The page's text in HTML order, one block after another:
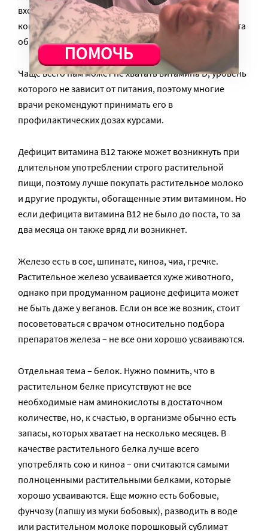
входят в состав обычных поливитаминных
комплексов, у людей в наших широтах во время поста
обычно не возникает.
Чаще всего нам может не хватать витамина D, уровень
которого не зависит от питания, поэтому многие
врачи рекомендуют принимать его в
профилактических дозах курсами.
Дефицит витамина В12 также может возникнуть при
длительном употреблении строго растительной
пищи, поэтому лучше покупать растительное молоко
и другие продукты, обогащенные этим витамином. Но
если дефицита витамина B12 не было до поста, то за
два месяца он также вряд ли возникнет.
Железо есть в сое, шпинате, киноа, чиа, гречке.
Растительное железо усваивается хуже животного,
однако при продуманном рационе дефицита может
не быть даже у веганов. Если он все же возник, стоит
посоветоваться с врачом относительно подбора
препаратов железа – не все они хорошо усваиваются.
Отдельная тема – белок. Нужно помнить, что в
растительном белке присутствуют не все
необходимые нам аминокислоты в достаточном
количестве, но, к счастью, в организме обычно есть
запасы, которых хватает на несколько месяцев. В
качестве растительного белка лучше всего
употреблять сою и киноа – они считаются самыми
полноценными растительными белками, которые
хорошо усваиваются. Еще можно есть бобовые,
фунчозу (лапшу из муки бобовых), разводить в воде
или растительном молоке порошковый сублимат